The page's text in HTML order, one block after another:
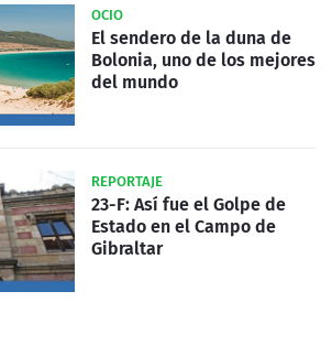
OCIO
El sendero de la duna de
Bolonia, uno de los mejores
del mundo
REPORTAJE
23-F: Así fue el Golpe de
Estado en el Campo de
Gibraltar